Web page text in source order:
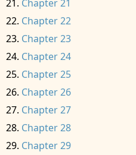
Chapter 21
Chapter 22
Chapter 23
Chapter 24
Chapter 25
Chapter 26
Chapter 27
Chapter 28
Chapter 29